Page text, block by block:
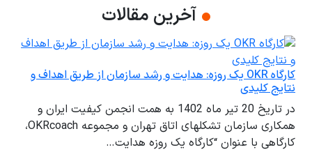
آخرین مقالات
کارگاه OKR یک روزه: هدایت و رشد سازمان از طریق اهداف و
نتایج کلیدی
در تاریخ 20 تیر ماه 1402 به همت انجمن کیفیت ایران و
همکاری سازمان تشکلهای اتاق تهران و مجموعه OKRcoach،
کارگاهی با عنوان “کارگاه یک روزه هدایت…